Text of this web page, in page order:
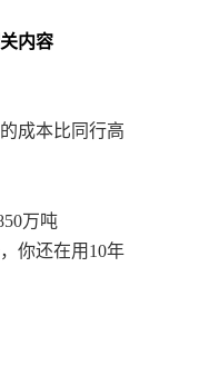
内容
成本比同行高
万吨
你还在用10年